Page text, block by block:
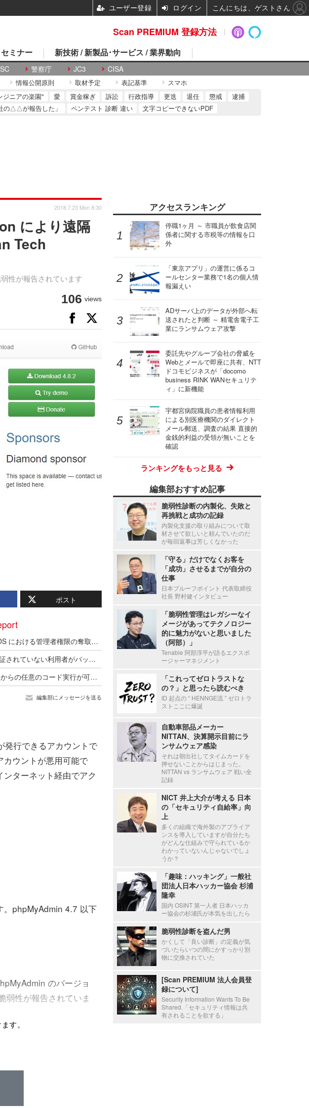
警察庁 JC3 CISA
ミナー 新技術 / 新製品･サービス / 業界動向
情報公開原則 取材予定 表記基準 スマホ
ジニアの楽園" 愛 賞金稼ぎ 訴訟 行政指導 更迭 退任 懲戒
逮捕
の△△が報告した」
ペンテスト 診断 違い 文字コピーできないPDF
により遠隔
Tech
性が報告されています
2018.7.23 Mon 8:30
106 views
ポスト
Microsoft Windows OS における管理者権限の奪取につながる ATBroker.exe の特権動作での検証不備（Scan Tech Report）
Nginx UI における認証されていない利用者がバックアップファイルのダウンロードが可能となる脆弱性（Scan Tech Report）
Wazuh における遠隔からの任意のコード実行が可能となるシリアライズデータの検証不備（Scan Tech Report）
編集部にメッセージを送る
発行できるアカウントで
カウントが悪用可能で
ターネット経由でアク
。phpMyAdmin 4.7 以下
のバージョ
性が報告されていま
す。
アクセスランキング
停職1ヶ月 ～ 市職員が飲食店関
係者に関する市税等の情報を口
外
「東京アプリ」の運営に係るコ
ールセンター業務で1名の個人情
報漏えい
ADサーバ上のデータが外部へ転
送されたと判断 ～ 精電舎電子工
業にランサムウェア攻撃
委託先やグループ会社の脅威を
Webとメールで即座に共有、NTT
ドコモビジネスが「docomo
business RINK WANセキュリテ
ィ」に新機能
宇都宮病院職員の患者情報利用
による別医療機関のダイレクト
メール郵送、調査の結果 直接的
金銭的利益の受領が無いことを
確認
ランキングをもっと見る
編集部おすすめ記事
脆弱性診断の内製化、失敗と
再挑戦と成功の記録
内製化支援の取り組みについて取
材させて欲しいと頼んでいたのだ
が毎回返事は芳しくなかった
「守る」だけでなくお客を
「成功」させるまでが自分の
仕事
日本プルーフポイント 代表取締役
社長 野村健インタビュー
「脆弱性管理はレガシーなイ
メージがあってテクノロジー
的に魅力がないと思いました
（阿部）」
Tenable 阿部淳平が語るエクスポ
ージャーマネジメント
「これってゼロトラストな
の？」と思ったら読むべき
ID 起点の “ HENNGE流 ” ゼロトラ
ストここに爆誕
自動車部品メーカー
NITTAN、決算開示目前にラ
ンサムウェア感染
それは朝出社してタイムカードを
押せないことからはじまった。
NITTAN vs ランサムウェア 戦い全
記録
NICT 井上大介が考える 日本
の「セキュリティ自給率」向
上
多くの組織で海外製のアプライア
ンスを導入していますが自分たち
がどんな仕組みで守られているか
わかっていないんじゃないでしょ
うか？
「趣味：ハッキング」一般社
団法人日本ハッカー協会 杉浦
隆幸
国内 OSINT 第一人者 日本ハッカ
ー協会の杉浦氏が本気を出したら
脆弱性診断を盗んだ男
かくして「良い診断」の定義が気
づいたらいつの間にかすっかり別
物に交換されていた
[Scan PREMIUM 法人会員登
録について]
Security Information Wants To Be
Shared.「セキュリティ情報は共
有されることを欲する」
Scan PREMIUM 登録方法
ユーザー登録 ログイン こんにちは、ゲストさん